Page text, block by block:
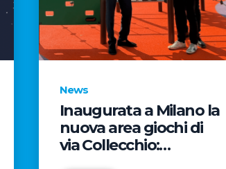
News
Inaugurata a Milano la
nuova area giochi di
via Collecchio: